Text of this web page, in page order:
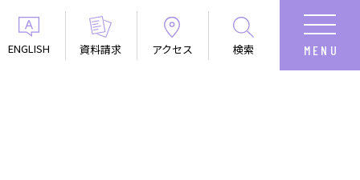
ENGLISH 資料請求 アクセス 検索